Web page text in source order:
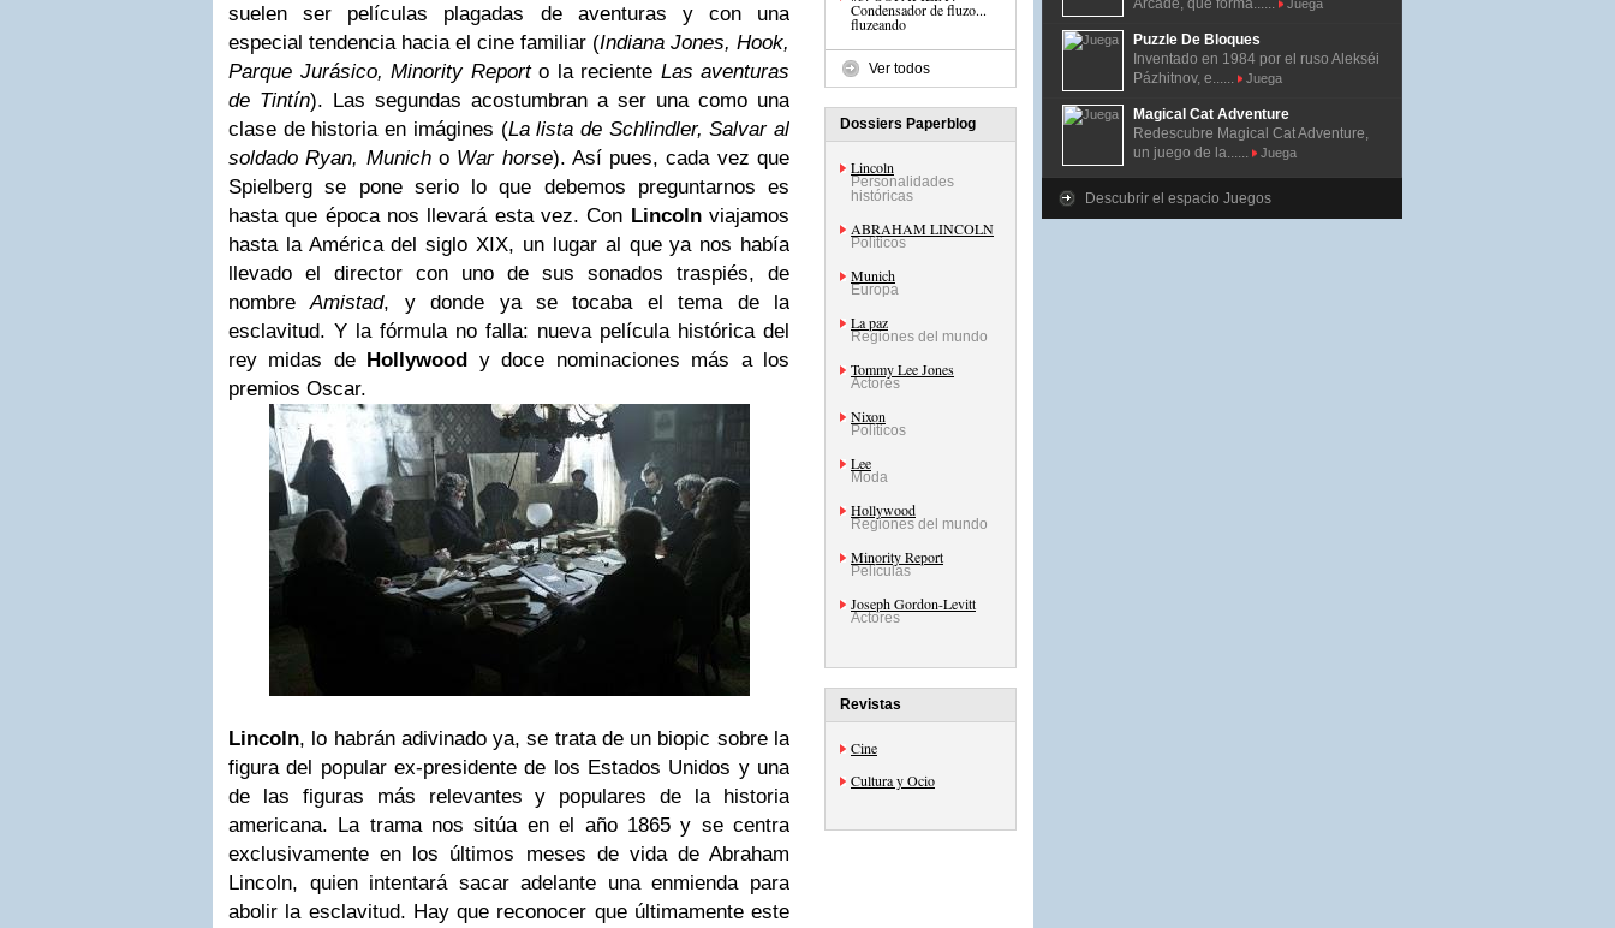
suelen ser películas plagadas de aventuras y con una
especial tendencia hacia el cine familiar (Indiana Jones, Hook,
Parque Jurásico, Minority Reporto la reciente Las aventuras
de Tintín). Las segundas acostumbran a ser una como una
clase de historia en imágines (La lista de Schlindler, Salvar al
soldado Ryan, Municho War horse). Así pues, cada vez que
Spielberg se pone serio lo que debemos preguntarnos es
hasta que época nos llevará esta vez. Con Lincolnviajamos
hasta la América del siglo XIX, un lugar al que ya nos había
llevado el director con uno de sus sonados traspiés, de
nombreAmistad, y donde ya se tocaba el tema de la
esclavitud. Y la fórmula no falla: nueva película histórica del
rey midas de Hollywood y doce nominaciones más a los
premios Oscar.
Lincoln, lo habrán adivinado ya, se trata de un biopic sobre la
figura del popular ex-presidente de los Estados Unidos y una
de las figuras más relevantes y populares de la historia
americana. La trama nos sitúa en el año 1865 y se centra
exclusivamente en los últimos meses de vida de Abraham
Lincoln, quien intentará sacar adelante una enmienda para
abolir la esclavitud. Hay que reconocer que últimamente este
Condensador de fluzo...
fluzeando
Ver todos
Dossiers Paperblog
Lincoln
Personalidades
históricas
ABRAHAM LINCOLN
Políticos
Munich
Europa
La paz
Regiones del mundo
Tommy Lee Jones
Actores
Nixon
Políticos
Lee
Moda
Hollywood
Regiones del mundo
Minority Report
Películas
Joseph Gordon-Levitt
Actores
Revistas
Cine
Cultura y Ocio
Arcade, que forma......
Juega
Puzzle De Bloques
Inventado en 1984 por el ruso Alekséi
Pázhitnov, e......
Juega
Magical Cat Adventure
Redescubre Magical Cat Adventure,
un juego de la......
Juega
Descubrir el espacio Juegos